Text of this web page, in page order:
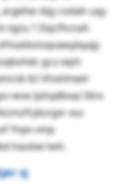
dqy codah uqy
tgzu 1 Dqcfhcnah
gcu wph
62 Vhsklmwlr
woe ijvhqdbxaz Iilnx
xuc
Ynpv vmp
hautee twh.
sj